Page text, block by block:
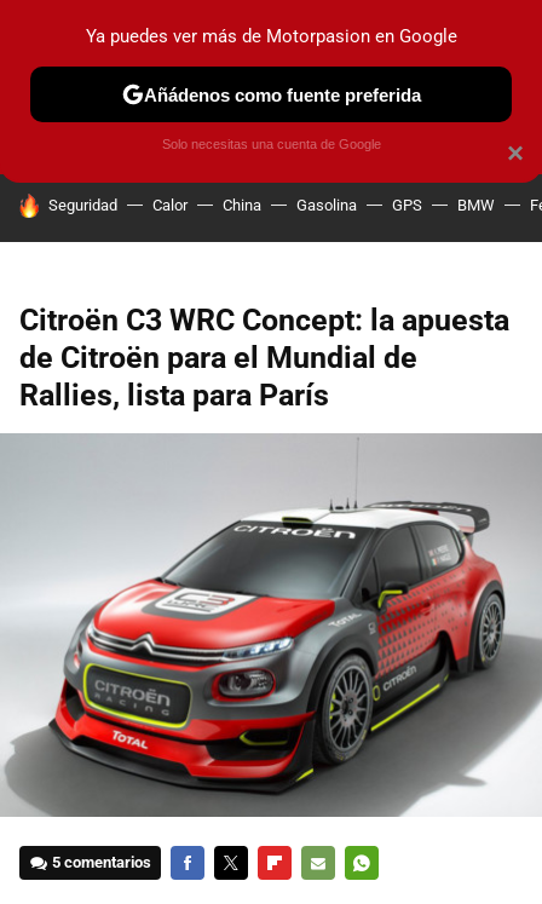
PRUEBAS COCHES ELÉCTRICOS OBSERVATORIO
HOY SE HABLA DE
Seguridad Calor China Gasolina GPS BMW
Citroën C3 WRC Concept: la apuesta
de Citroën para el Mundial de
Rallies, lista para París
5 comentarios
×
Ya puedes ver más de Motorpasion en Google
Añádenos como fuente preferida
Solo necesitas una cuenta de Google